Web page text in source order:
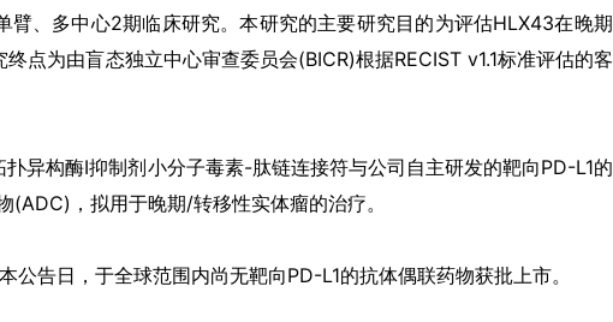
臂、多中心2期临床研究。本研究的主要研究目的为评估HLX43在晚
点为由盲态独立中心审查委员会(BICR)根据RECIST v1.1标准评估的
异构酶I抑制剂小分子毒素-肽链连接符与公司自主研发的靶向PD-L1
，拟用于晚期/转移性实体瘤的治疗。
告日，于全球范围内尚无靶向PD-L1的抗体偶联药物获批上市。